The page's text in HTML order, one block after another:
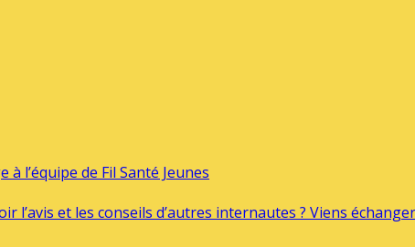
l’équipe de Fil Santé Jeunes
l’avis et les conseils d’autres internautes ? Viens